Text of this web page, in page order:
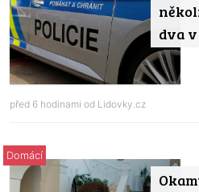
dva
před 6 hodinami od Lidovky.cz
Domácí